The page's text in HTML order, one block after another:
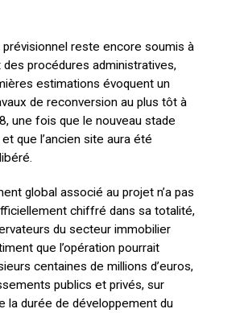
prévisionnel reste encore soumis à
des procédures administratives,
estimations évoquent un
de reconversion au plus tôt à
une fois que le nouveau stade
que l’ancien site aura été
global associé au projet n’a pas
chiffré dans sa totalité,
du secteur immobilier
que l’opération pourrait
centaines de millions d’euros,
publics et privés, sur
la durée de développement du